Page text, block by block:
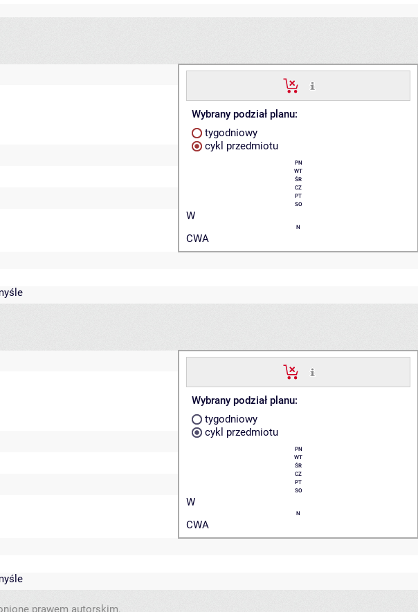
Wybrany podział planu:
tygodniowy
cykl przedmiotu
PN
WT
ŚR
CZ
PT
SO
W
N
CWA
Wybrany podział planu:
tygodniowy
cykl przedmiotu
PN
WT
ŚR
CZ
PT
SO
W
N
CWA
prawem autorskim.